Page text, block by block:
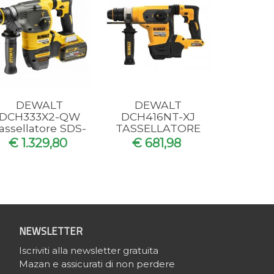
Aggiungi al carrello
DEWALT
DCH333X2-QW
SDS-
PLUS XR
FLEXVOLT 54V
€ 1.329,80
Aggiungi al carrello
DEWALT
DCH416NT-XJ
TASSELLATORE
SDS-PLUS 54V XR
FLEXVOLT 32 mm
€ 681,98
NEWSLETTER
Iscriviti alla newsletter gratuita
Mazan e assicurati di non perdere